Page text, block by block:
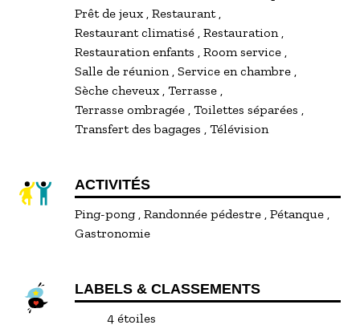
Prêt de jeux Restaurant
Restaurant climatisé Restauration
Restauration enfants
Room service
Salle de réunion Service en chambre
Sèche cheveux Terrasse
Terrasse ombragée Toilettes séparées
Transfert des bagages
Télévision
ACTIVITÉS
Ping-pong Randonnée pédestre Pétanque
Gastronomie
LABELS & CLASSEMENTS
4 étoiles